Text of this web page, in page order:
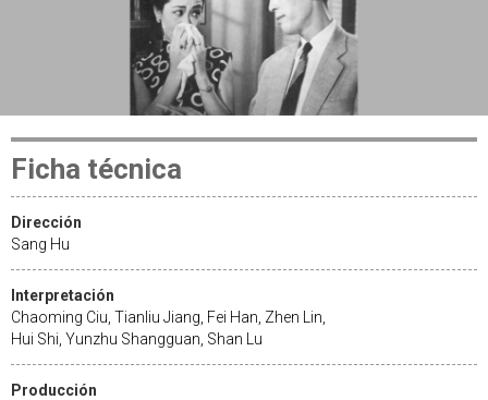
Ficha técnica
Dirección
Sang Hu
Interpretación
Chaoming Ciu, Tianliu Jiang, Fei Han, Zhen Lin,
Hui Shi, Yunzhu Shangguan, Shan Lu
Producción